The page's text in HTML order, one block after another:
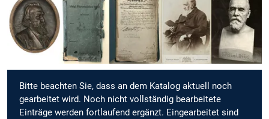
Bitte beachten Sie, dass an dem Katalog aktuell noch
gearbeitet wird. Noch nicht vollständig bearbeitete
Einträge werden fortlaufend ergänzt. Eingearbeitet sind